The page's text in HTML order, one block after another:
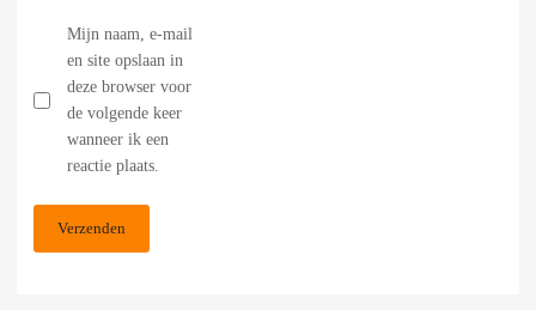
Mijn naam, e-mail
en site opslaan in
deze browser voor
de volgende keer
wanneer ik een
reactie plaats.